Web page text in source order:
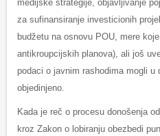
medijske strategije, objavljivanje
za sufinansiranje investicionih
budžetu na osnovu POU, mere
antikroupcijskih planova), ali još
podaci o javnim rashodima mogli u
objedinjeno.
Kada je reč o procesu donošenja
kroz Zakon o lobiranju obezbedi